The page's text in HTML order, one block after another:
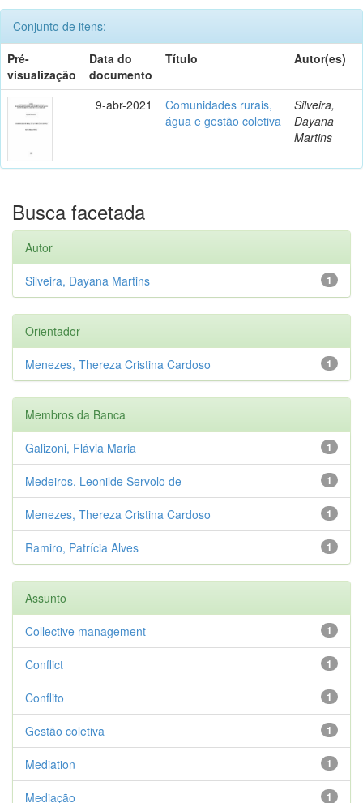
Conjunto de itens:
Pré-
visualização
Data do
documento
Título Autor(es)
9-abr-2021
Comunidades rurais,
água e gestão coletiva
Silveira,
Dayana
Martins
Busca facetada
Autor
1
Silveira, Dayana Martins
Orientador
1
Menezes, Thereza Cristina Cardoso
Membros da Banca
1
Galizoni, Flávia Maria
1
Medeiros, Leonilde Servolo de
1
Menezes, Thereza Cristina Cardoso
1
Ramiro, Patrícia Alves
Assunto
1
Collective management
1
Conflict
1
Conflito
1
Gestão coletiva
1
Mediation
1
Mediação